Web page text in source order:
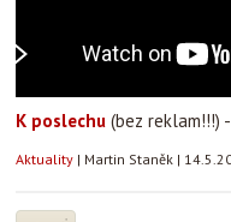
K poslechu (bez reklam!!!)
Aktuality | Martin Staněk |